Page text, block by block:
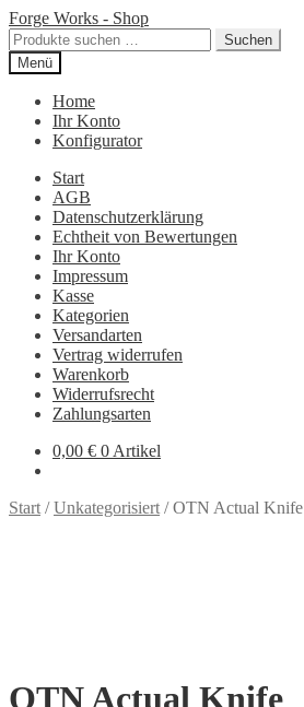
Zur
Navigation
springen
Zum
Inhalt
springen
Forge Works - Shop
Suchen
nach:
Suchen
Menü
Home
Ihr Konto
Konfigurator
Start
AGB
Datenschutzerklärung
Echtheit von Bewertungen
Ihr Konto
Impressum
Kasse
Kategorien
Versandarten
Vertrag widerrufen
Warenkorb
Widerrufsrecht
Zahlungsarten
0,00 € 0 Artikel
Start /Unkategorisiert /OTN Actual Knife
OTN Actual Knife